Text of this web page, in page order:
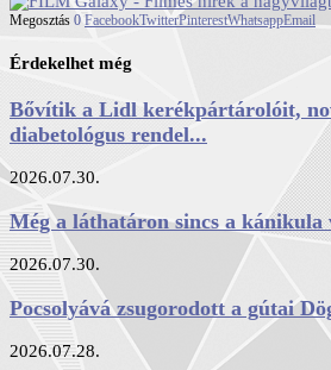
Megosztás 0 FacebookTwitterPinterestWhatsappEmail
Érdekelhet még
Bővítik a Lidl kerékpártárolóit,
diabetológus rendel...
2026.07.30.
Még a láthatáron sincs a kánikula
2026.07.30.
Pocsolyává zsugorodott a gútai
2026.07.28.